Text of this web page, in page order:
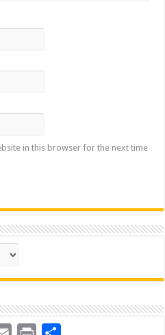
in this browser for the next time